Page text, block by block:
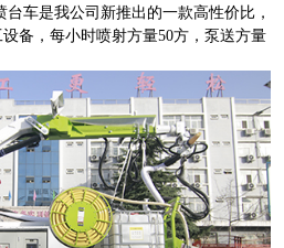
台车是我公司新推出的一款高性价比，
备，每小时喷射方量50方，泵送方量